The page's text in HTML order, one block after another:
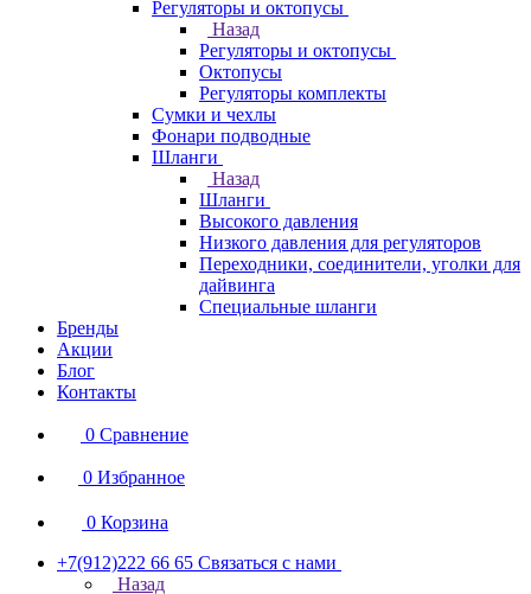
Регуляторы и октопусы
Назад
Регуляторы и октопусы
Октопусы
Регуляторы комплекты
Сумки и чехлы
Фонари подводные
Шланги
Назад
Шланги
Высокого давления
Низкого давления для регуляторов
Переходники, соединители, уголки для
дайвинга
Специальные шланги
Бренды
Акции
Блог
Контакты
0 Сравнение
0 Избранное
0 Корзина
+7(912)222 66 65 Связаться с нами
Назад